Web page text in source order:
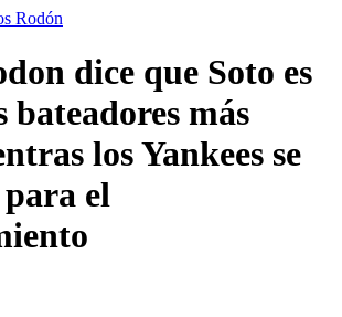
Rodón
dice que Soto es
bateadores más
los Yankees se
el